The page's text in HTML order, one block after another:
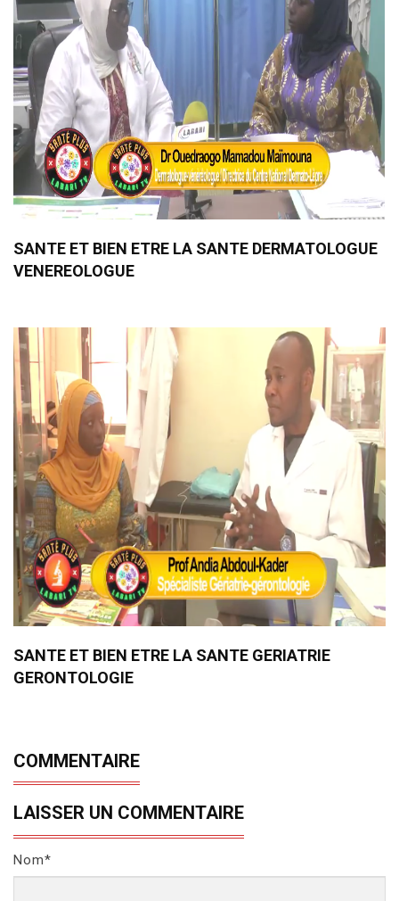
SANTE ET BIEN ETRE LA SANTE DERMATOLOGUE
VENEREOLOGUE
SANTE ET BIEN ETRE LA SANTE GERIATRIE
GERONTOLOGIE
COMMENTAIRE
LAISSER UN COMMENTAIRE
Nom*